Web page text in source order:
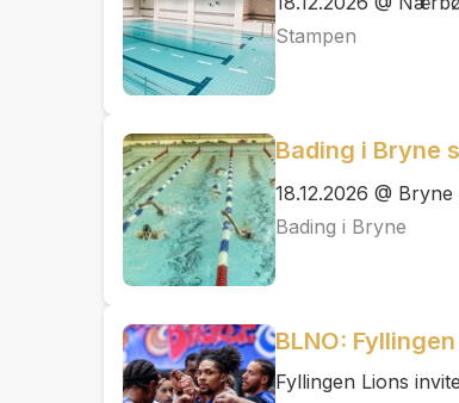
Stampen
Bading i Bryne
18.12.2026 @
Bading i Bryne
BLNO:
Fyllingen Lions